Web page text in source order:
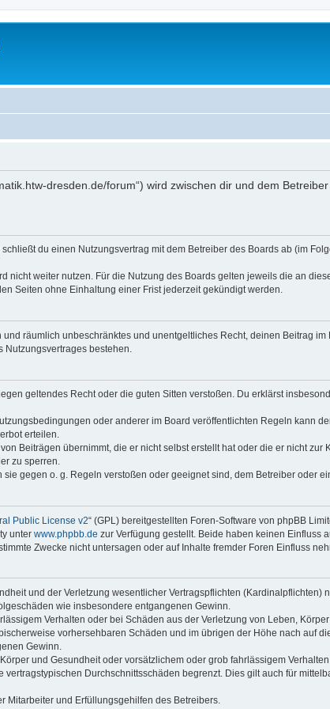
dresden.de/forum“) wird zwischen dir und dem
du einen Nutzungsvertrag mit dem Betreiber des Boards ab (im
nicht weiter nutzen. Für die Nutzung des Boards gelten jeweils die an
Seiten ohne Einhaltung einer Frist jederzeit gekündigt werden.
räumlich unbeschränktes und unentgeltliches Recht, deinen Beitrag
Nutzungsvertrages bestehen.
geltendes Recht oder die guten Sitten verstoßen. Du erklärst
oder anderer im Board veröffentlichten Regeln kann
erteilen.
Beiträgen übernimmt, die er nicht selbst erstellt hat oder die er nicht zur
zu sperren.
gegen o. g. Regeln verstoßen oder geeignet sind, dem Betreiber oder
Public License v2“ (GPL) bereitgestellten Foren-Software von phpBB
unter www.phpbb.de zur Verfügung gestellt. Beide haben keinen Einfluss
Zwecke nicht untersagen oder auf Inhalte fremder Foren Einfluss
und der Verletzung wesentlicher Vertragspflichten (Kardinalpflichten)
wie insbesondere entgangenen Gewinn.
Verhalten oder bei Schäden aus der Verletzung von Leben,
vorhersehbaren Schäden und im übrigen der Höhe nach auf
Gewinn.
und Gesundheit oder vorsätzlichem oder grob fahrlässigem
Durchschnittsschäden begrenzt. Dies gilt auch für
Mitarbeiter und Erfüllungsgehilfen des Betreibers.